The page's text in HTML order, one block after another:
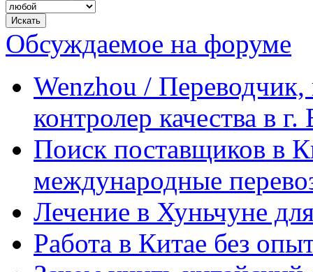
Обсуждаемое на форуме
Wenzhou / Переводчик,
контролер качества в
Поиск поставщиков в
международные
Лечение в Хуньчуне
Работа в Китае без